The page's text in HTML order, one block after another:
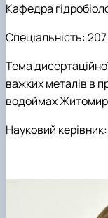
Кафедра
Спеціальність:
Тема
важких металів в
водоймах
Науковий керівник: